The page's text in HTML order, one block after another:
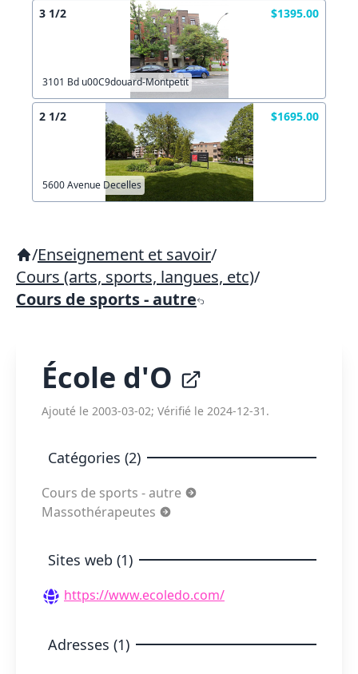
3 1/2 $1395.00
3101 Bd u00C9douard-Montpetit
2 1/2 $1695.00
5600 Avenue Decelles
/Enseignement et savoir/
Cours (arts, sports, langues, etc)/
Cours de sports - autre
École d'O
Ajouté le 2003-03-02; Vérifié le 2024-12-31.
Catégories (2)
Cours de sports - autre
Massothérapeutes
Sites web (1)
https://www.ecoledo.com/
Adresses (1)